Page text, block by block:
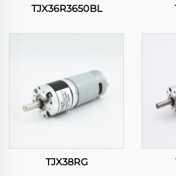
TJX36R3650BL
TJX38RG